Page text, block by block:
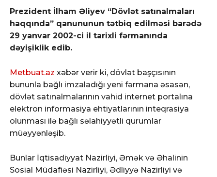
Prezident İlham Əliyev “Dövlət satınalmaları
haqqında” qanununun tətbiq edilməsi barədə
29 yanvar 2002-ci il tarixli fərmanında
dəyişiklik edib.
Metbuat.az xəbər verir ki, dövlət başçısının
bununla bağlı imzaladığı yeni fərmana əsasən,
dövlət satınalmalarının vahid internet portalına
elektron informasiya ehtiyatlarının inteqrasiya
olunması ilə bağlı səlahiyyətli qurumlar
müəyyənləşib.
Bunlar İqtisadiyyat Nazirliyi, Əmək və Əhalinin
Sosial Müdafiəsi Nazirliyi, Ədliyyə Nazirliyi və